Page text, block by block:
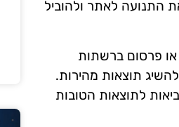
התנועה לאתר ולהוביל
כמו כן, כדאי לשקול את השימוש בקמפיינים ממומנים, כמו Google Ads או פרסום ברשתות
להשיג תוצאות מהירות.
לתוצאות הטובות